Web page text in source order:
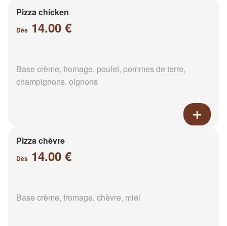
Pizza chicken
Dès 14.00 €
Base crème, fromage, poulet, pommes de terre,
champignons, oignons
Pizza chèvre
Dès 14.00 €
Base crème, fromage, chèvre, miel